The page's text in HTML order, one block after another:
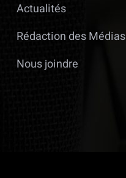
Actualités
Rédaction des Médias
Nous joindre